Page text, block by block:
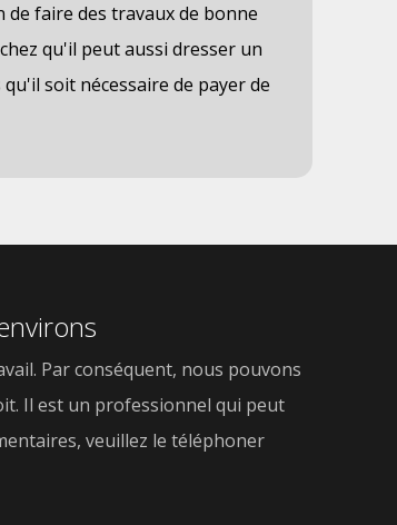
de faire des travaux de bonne
qu'il peut aussi dresser un
qu'il soit nécessaire de payer de
Par conséquent, nous pouvons
Il est un professionnel qui peut
veuillez le téléphoner